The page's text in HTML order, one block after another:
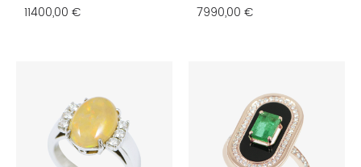
11400,00 € 7990,00 €